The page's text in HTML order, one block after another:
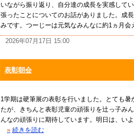
いながら振り返り、自分達の成長を実感して
張ったことについてのお話がありました。成
みです。つーじーは元気なみんなに約1ヵ月会
2026年07月17日 15:00
表彰朝会
1学期は硬筆展の表彰を行いました。とても
たが、きちんと表彰児童の頑張りを辻っ子み
んなの頑張りに期待しています。明日は、い
» 続きを読む